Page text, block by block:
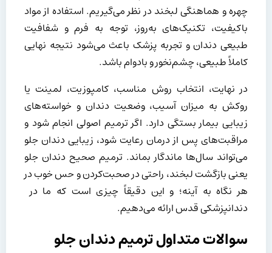
چهره و هماهنگی لبخند در نظر می‌گیریم. استفاده از مواد
باکیفیت، تکنیک‌های به‌روز، توجه به فرم و شفافیت
طبیعی دندان و تجربه پزشک باعث می‌شود نتیجه نهایی
کاملاً طبیعی، چشم‌نخور و بادوام باشد.
در نهایت، انتخاب روش مناسب، کامپوزیت، لمینت یا
روکش به میزان آسیب، وضعیت دندان و خواسته‌های
زیبایی بیمار بستگی دارد. اگر ترمیم اصولی انجام شود و
مراقبت‌های پس از درمان رعایت شود، زیبایی دندان جلو
می‌تواند سال‌ها ماندگار بماند. ترمیم صحیح دندان جلو
یعنی بازگشت لبخند، راحتی در صحبت‌کردن و حس خوب در
هر نگاه به آینه؛ و این دقیقاً چیزی است که ما در
دندانپزشکی قدس ارائه می‌دهیم.
سوالات متداول ترمیم دندان جلو